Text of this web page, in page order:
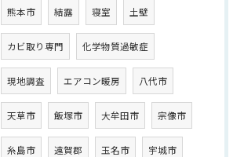
熊本市 結露 寝室 土壁
カビ取り専門 化学物質過敏症
現地調査 エアコン暖房 八代市
天草市 飯塚市 大牟田市 宗像市
糸島市 遠賀郡 玉名市 宇城市